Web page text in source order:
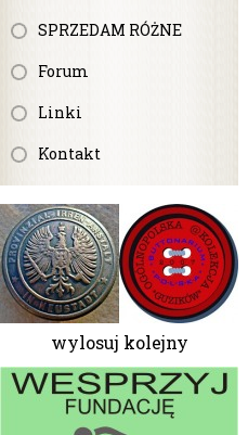
SPRZEDAM RÓŻNE
Forum
Linki
Kontakt
wylosuj kolejny